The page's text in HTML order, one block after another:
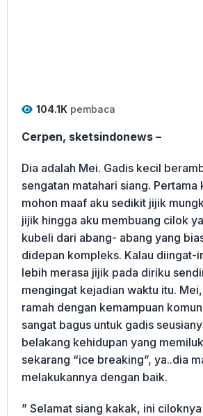
104.1K pembaca
Cerpen, sketsindonews –
Dia adalah Mei. Gadis kecil
sengatan matahari siang. Pertama
mohon maaf aku sedikit jijik
jijik hingga aku membuang cilok
kubeli dari abang- abang yang
didepan kompleks. Kalau diingat-
lebih merasa jijik pada diriku
mengingat kejadian waktu itu.
ramah dengan kemampuan
sangat bagus untuk gadis
belakang kehidupan yang
sekarang “ice breaking”, ya..dia
melakukannya dengan baik.
” Selamat siang kakak, ini